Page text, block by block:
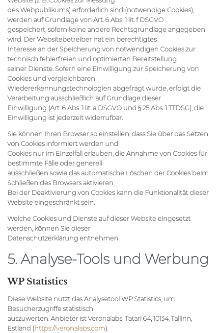
des Webpublikums) erforderlich sind (notwendige Cookies),
werden auf Grundlage von Art. 6 Abs. 1 lit. f DSGVO
gespeichert, sofern keine andere Rechtsgrundlage angegeben
wird. Der Websitebetreiber hat ein berechtigtes
Interesse an der Speicherung von notwendigen Cookies zur
technisch fehlerfreien und optimierten Bereitstellung
seiner Dienste. Sofern eine Einwilligung zur Speicherung von
Cookies und vergleichbaren
Wiedererkennungstechnologien abgefragt wurde, erfolgt die
Verarbeitung ausschließlich auf Grundlage dieser
Einwilligung (Art. 6 Abs. 1 lit. a DSGVO und § 25 Abs. 1 TTDSG); die
Einwilligung ist jederzeit widerrufbar.
Sie können Ihren Browser so einstellen, dass Sie über das Setzen
von Cookies informiert werden und
Cookies nur im Einzelfall erlauben, die Annahme von Cookies für
bestimmte Fälle oder generell
ausschließen sowie das automatische Löschen der Cookies beim
Schließen des Browsers aktivieren.
Bei der Deaktivierung von Cookies kann die Funktionalität dieser
Website eingeschränkt sein.
Welche Cookies und Dienste auf dieser Website eingesetzt
werden, können Sie dieser
Datenschutzerklärung entnehmen.
5. Analyse-Tools und Werbung
WP Statistics
Diese Website nutzt das Analysetool WP Statistics, um
Besucherzugriffe statistisch
auszuwerten. Anbieter ist Veronalabs, Tatari 64, 10134, Tallinn,
Estland (https://veronalabs.com).